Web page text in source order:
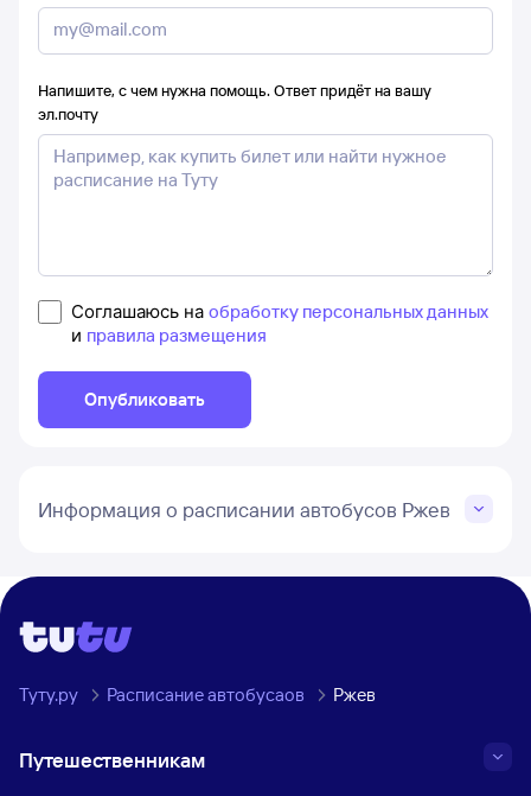
Напишите, с чем нужна помощь. Ответ придёт на вашу
эл.почту
Соглашаюсь на обработку персональных данных
и правила размещения
Опубликовать
Информация о расписании автобусов Ржев
Туту.ру Расписание автобусаов Ржев
Путешественникам